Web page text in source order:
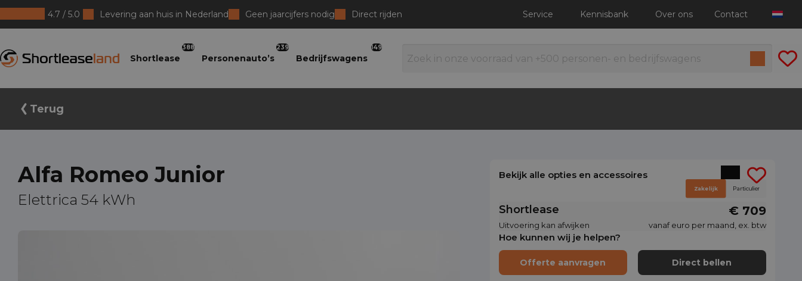
4.7 / 5.0 Levering aan huis in Nederland Geen jaarcijfers nodig Direct rijden Service Kennisbank Over ons Contact
Shortlease
388
Personenauto’s
239
Bedrijfswagens
149
Terug
Alfa Romeo Junior
Elettrica 54 kWh
Bekijk alle opties en accessoires
Shortlease
Uitvoering kan afwijken
€ 709
vanaf euro per maand, ex. btw
Zakelijk Particulier
Hoe kunnen wij je helpen?
Offerte aanvragen Direct bellen